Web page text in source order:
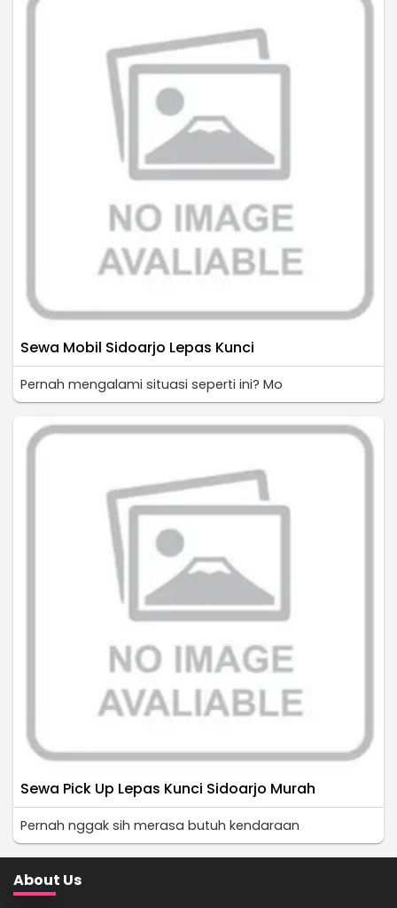
Sewa Mobil Sidoarjo Lepas Kunci
Pernah mengalami situasi seperti ini? Mo
Sewa Pick Up Lepas Kunci Sidoarjo Murah
Pernah nggak sih merasa butuh kendaraan
About Us